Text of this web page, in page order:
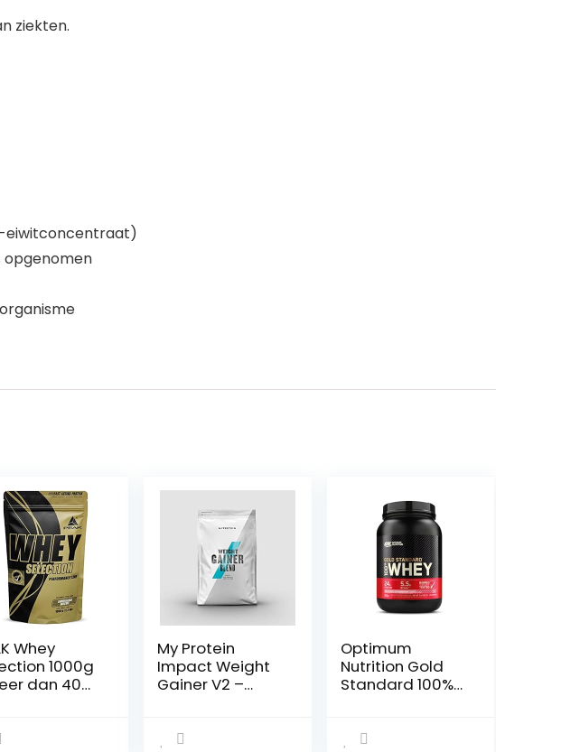
ziekten.
eiwitconcentraat)
opgenomen
Whey
1000g
dan 40%
My Protein
Impact Weight
Gainer V2 –
5.000g
Optimum
Nutrition Gold
Standard 100%
Herstel,